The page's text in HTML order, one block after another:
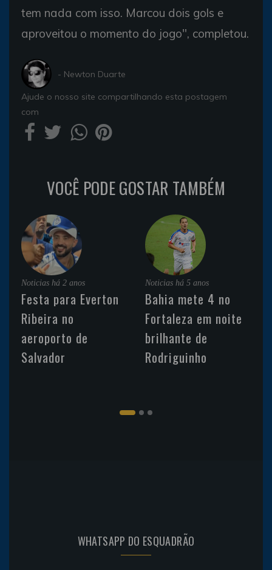
tem nada com isso. Marcou dois gols e
aproveitou o momento do jogo", completou.
- Newton Duarte
Ajude o nosso site compartilhando esta postagem
com
VOCÊ PODE GOSTAR TAMBÉM
Noticias há 2 anos
Festa para Everton
Ribeira no
aeroporto de
Salvador
Noticias há 5 anos
Bahia mete 4 no
Fortaleza em noite
brilhante de
Rodriguinho
WHATSAPP DO ESQUADRÃO